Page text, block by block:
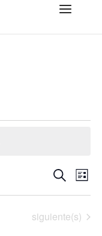
de
y
Buscar
de
de
Lista
Eventos
siguiente(s)